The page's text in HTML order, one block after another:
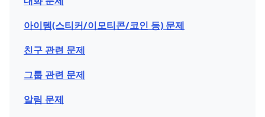
아이템(스티커/이모티콘/코인 등) 문제
친구 관련 문제
그룹 관련 문제
알림 문제